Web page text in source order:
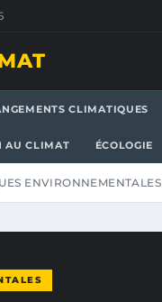
CLIMATIQUES
AU CLIMAT ÉCOLOGIE
ENVIRONNEMENTALES